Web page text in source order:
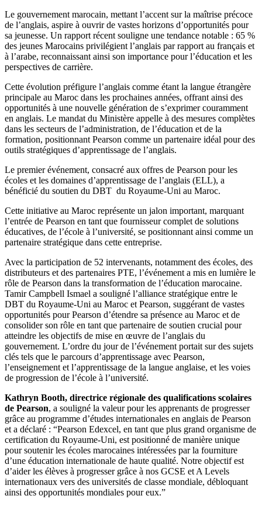
Le gouvernement marocain, mettant l’accent sur la maîtrise précoce
de l’anglais, aspire à ouvrir de vastes horizons d’opportunités pour
sa jeunesse. Un rapport récent souligne une tendance notable : 65 %
des jeunes Marocains privilégient l’anglais par rapport au français et
à l’arabe, reconnaissant ainsi son importance pour l’éducation et les
perspectives de carrière.
Cette évolution préfigure l’anglais comme étant la langue étrangère
principale au Maroc dans les prochaines années, offrant ainsi des
opportunités à une nouvelle génération de s’exprimer couramment
en anglais. Le mandat du Ministère appelle à des mesures complètes
dans les secteurs de l’administration, de l’éducation et de la
formation, positionnant Pearson comme un partenaire idéal pour des
outils stratégiques d’apprentissage de l’anglais.
Le premier événement, consacré aux offres de Pearson pour les
écoles et les domaines d’apprentissage de l’anglais (ELL), a
bénéficié du soutien du DBT du Royaume-Uni au Maroc.
Cette initiative au Maroc représente un jalon important, marquant
l’entrée de Pearson en tant que fournisseur complet de solutions
éducatives, de l’école à l’université, se positionnant ainsi comme un
partenaire stratégique dans cette entreprise.
Avec la participation de 52 intervenants, notamment des écoles, des
distributeurs et des partenaires PTE, l’événement a mis en lumière le
rôle de Pearson dans la transformation de l’éducation marocaine.
Tamir Campbell Ismael a souligné l’alliance stratégique entre le
DBT du Royaume-Uni au Maroc et Pearson, suggérant de vastes
opportunités pour Pearson d’étendre sa présence au Maroc et de
consolider son rôle en tant que partenaire de soutien crucial pour
atteindre les objectifs de mise en œuvre de l’anglais du
gouvernement. L’ordre du jour de l’événement portait sur des sujets
clés tels que le parcours d’apprentissage avec Pearson,
l’enseignement et l’apprentissage de la langue anglaise, et les voies
de progression de l’école à l’université.
Kathryn Booth, directrice régionale des qualifications scolaires
de Pearson, a souligné la valeur pour les apprenants de progresser
grâce au programme d’études internationales en anglais de Pearson
et a déclaré : “Pearson Edexcel, en tant que plus grand organisme de
certification du Royaume-Uni, est positionné de manière unique
pour soutenir les écoles marocaines intéressées par la fourniture
d’une éducation internationale de haute qualité. Notre objectif est
d’aider les élèves à progresser grâce à nos GCSE et A Levels
internationaux vers des universités de classe mondiale, débloquant
ainsi des opportunités mondiales pour eux.”